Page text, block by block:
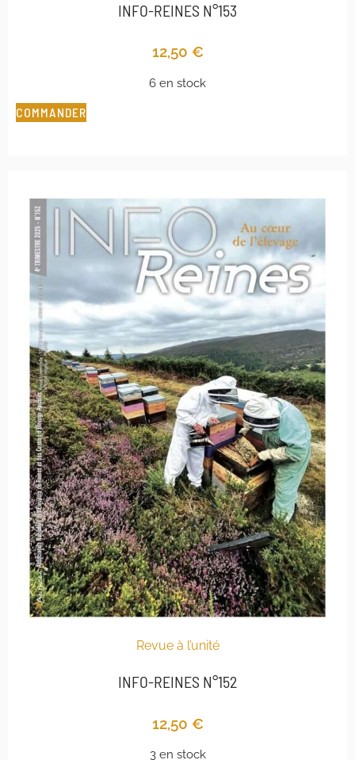
INFO-REINES N°153
12,50 €
6 en stock
COMMANDER
Revue à l’unité
INFO-REINES N°152
12,50 €
3 en stock